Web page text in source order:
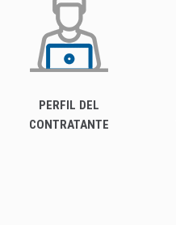
PERFIL DEL
CONTRATANTE